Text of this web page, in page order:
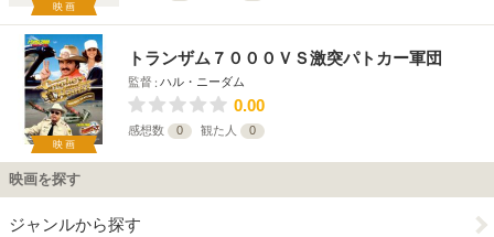
映画
映画
トランザム７０００ＶＳ激突パトカー軍団
監督 ハル・ニーダム
0.00
感想数 0 観た人 0
映画を探す
ジャンルから探す